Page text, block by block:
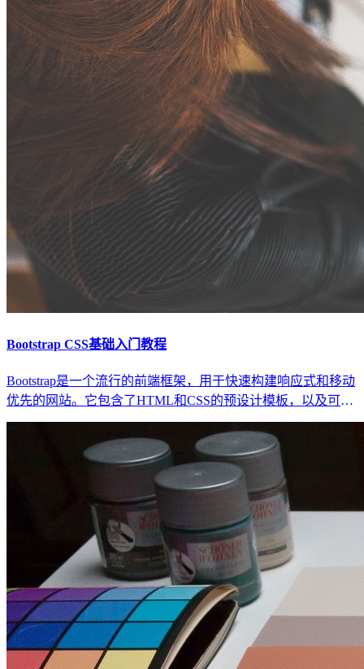
Bootstrap CSS基础入门教程
Bootstrap是一个流行的前端框架，用于快速构建响应式和移动
优先的网站。它包含了HTML和CSS的预设计模板，以及可选
的JavaScript扩展。使用Bootstrap，你可以轻松地创建出具有吸
引力的网站，而无需从零开始编写大量的CSS和JavaScript代